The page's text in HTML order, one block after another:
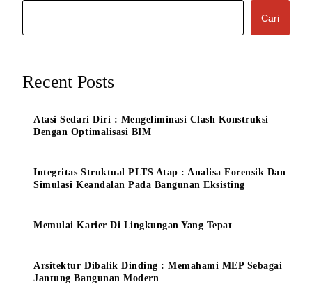
Cari
Recent Posts
Atasi Sedari Diri : Mengeliminasi Clash Konstruksi
Dengan Optimalisasi BIM
Integritas Struktual PLTS Atap : Analisa Forensik Dan
Simulasi Keandalan Pada Bangunan Eksisting
Memulai Karier Di Lingkungan Yang Tepat
Arsitektur Dibalik Dinding : Memahami MEP Sebagai
Jantung Bangunan Modern